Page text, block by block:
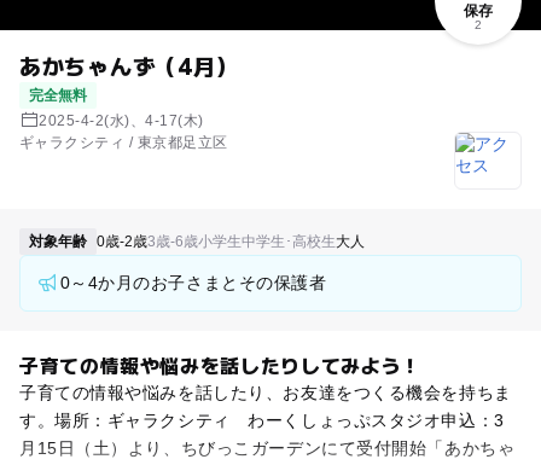
あかちゃんず（4月）
完全無料
2025-4-2(水)、4-17(木)
ギャラクシティ / 東京都足立区
保存
2
対象年齢 0歳-2歳3歳-6歳小学生中学生･高校生大人
0～4か月のお子さまとその保護者
子育ての情報や悩みを話したりしてみよう！
子育ての情報や悩みを話したり、お友達をつくる機会を持ちま
す。場所：ギャラクシティ わーくしょっぷスタジオ申込：3
月15日（土）より、ちびっこガーデンにて受付開始「あかちゃ